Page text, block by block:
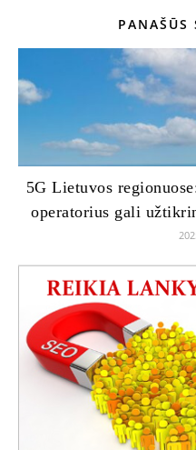
PANAŠŪS
5G Lietuvos
operatorius gali